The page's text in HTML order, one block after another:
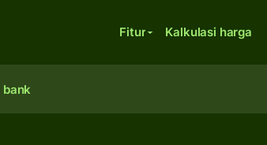
Fitur Kalkulasi harga
bank